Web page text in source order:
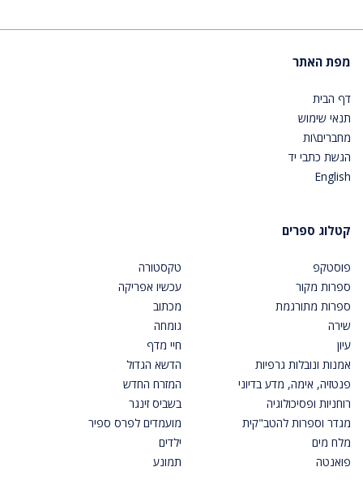
מפת האתר
דף הבית
תנאי שימוש
מחברים\ות
הגשת כתבי יד
English
קטלוג ספרים
פוסטקפ
ספרות מקור
ספרות מתורגמת
שירה
עיון
אמנות ונובלות גרפיות
פנטזיה, אימה, מדע בדיוני
רוחניות ופסיכולוגיה
מגדר וספרות להטב"קית
מלח מים
פואנטה
טקסטורה
עכשיו אפריקה
מכתוב
גומחה
חיי מדף
הדשא הגדול
המזרח החדש
בשביס זינגר
מועמדים לפרס ספיר
ילדים
תמונע